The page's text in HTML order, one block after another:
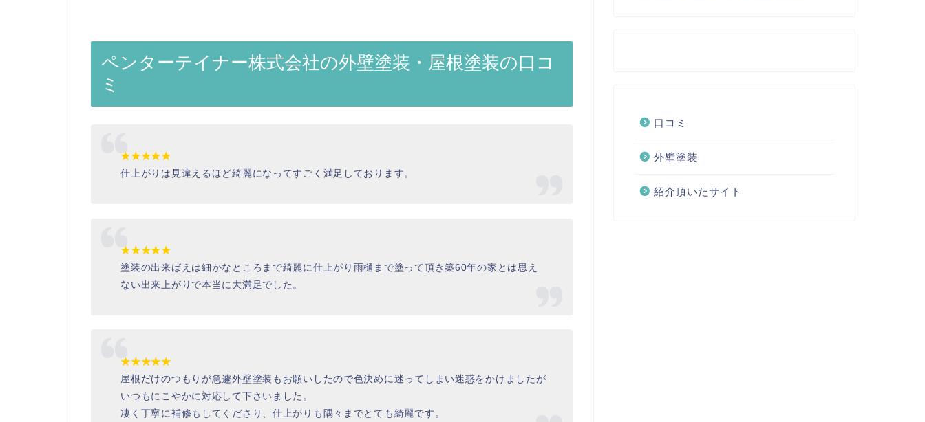
ペンターテイナー株式会社の外壁塗装・屋根塗装の口コ
ミ
★★★★★
仕上がりは見違えるほど綺麗になってすごく満足しております。
★★★★★
塗装の出来ばえは細かなところまで綺麗に仕上がり雨樋まで塗って頂き築60年の家とは思え
ない出来上がりで本当に大満足でした。
★★★★★
屋根だけのつもりが急遽外壁塗装もお願いしたので色決めに迷ってしまい迷惑をかけましたが
いつもにこやかに対応して下さいました。
凄く丁寧に補修もしてくださり、仕上がりも隅々までとても綺麗です。
口コミ
外壁塗装
紹介頂いたサイト